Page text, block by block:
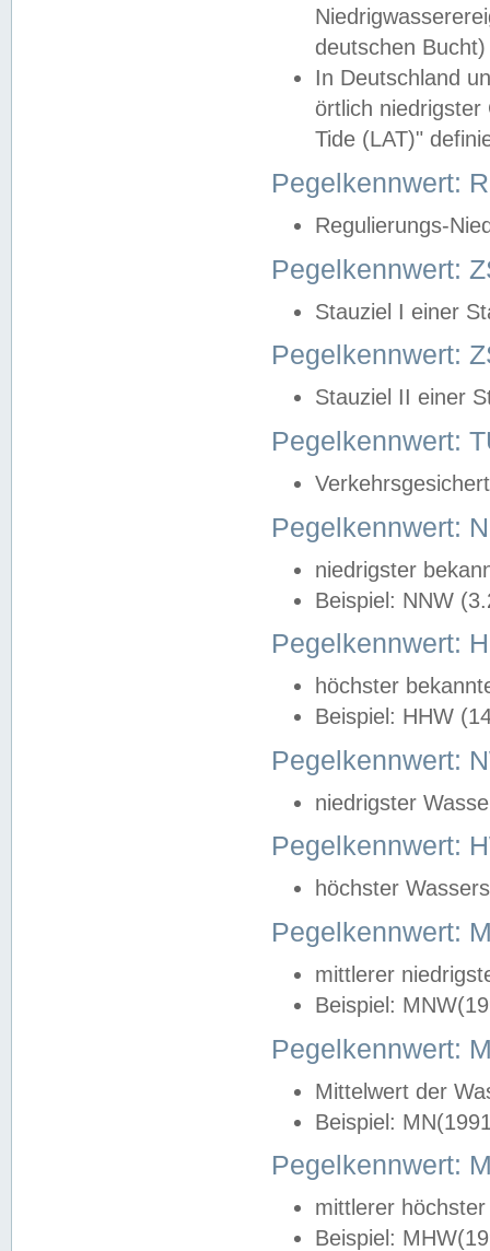
deutschen
In Deutschland
örtlich
Tide (LAT)"
Pegelkennwert:
Regulierungs-
Pegelkennwert:
Stauziel I einer
Pegelkennwert:
Stauziel II einer
Pegelkennwert:
Pegelkennwert:
niedrigster
Beispiel: NNW
Pegelkennwert:
höchster
Beispiel: HHW
Pegelkennwert:
niedrigster
Pegelkennwert:
höchster
Pegelkennwert:
mittlerer
Beispiel:
Pegelkennwert:
Mittelwert der
Beispiel:
Pegelkennwert:
mittlerer
Beispiel: